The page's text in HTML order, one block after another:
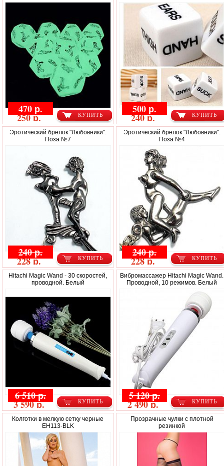
КУПИТЬ
470 р.
250 р. КУПИТЬ
500 р.
240 р.
Эротический брелок "Любовники".
Поза №7
КУПИТЬ
240 р.
228 р.
Эротический брелок "Любовники".
Поза №4
КУПИТЬ
240 р.
228 р.
Hitachi Magic Wand - 30 скоростей,
проводной. Белый
КУПИТЬ
6 510 р.
3 590 р.
Вибромассажер Hitachi Magic Wand.
Проводной, 10 режимов. Белый
КУПИТЬ
5 120 р.
2 490 р.
Колготки в мелкую сетку черные
EH113-BLK
Прозрачные чулки с плотной
резинкой